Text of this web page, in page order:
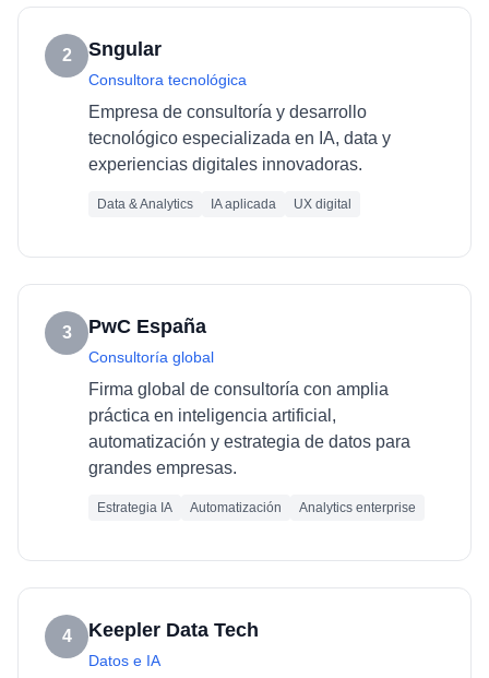
2 Sngular
Consultora tecnológica
Empresa de consultoría y desarrollo
tecnológico especializada en IA, data y
experiencias digitales innovadoras.
Data & Analytics IA aplicada UX digital
3 PwC España
Consultoría global
Firma global de consultoría con amplia
práctica en inteligencia artificial,
automatización y estrategia de datos para
grandes empresas.
Estrategia IA Automatización Analytics enterprise
4 Keepler Data Tech
Datos e IA